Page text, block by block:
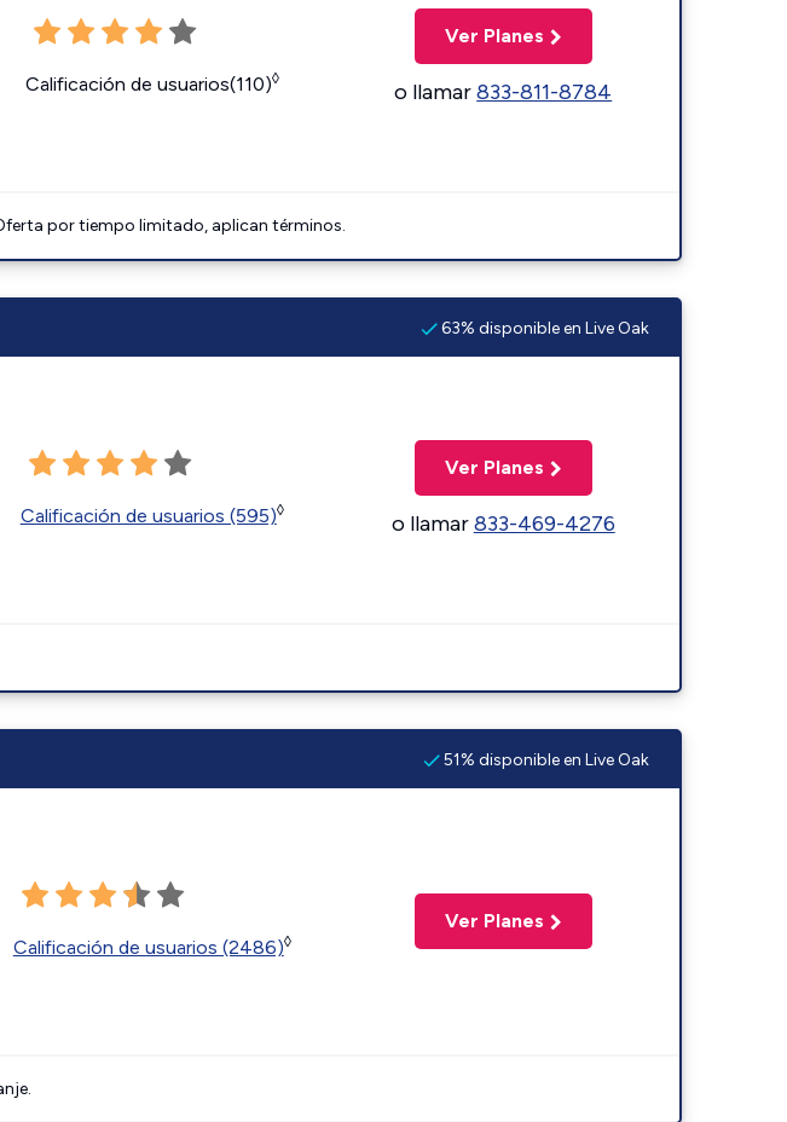
Calificación de usuarios(110)◊
Ver Planes
o llamar833-811-8784
por tiempo limitado, aplican términos.
63% disponible en Live Oak
Calificación de usuarios (595)◊
Ver Planes
o llamar833-469-4276
51% disponible en Live Oak
Calificación de usuarios (2486)◊
Ver Planes